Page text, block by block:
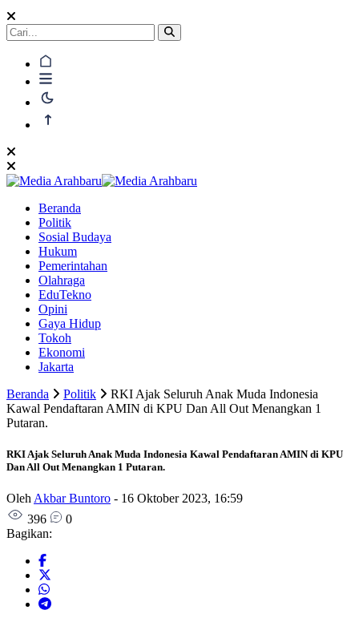
Beranda
Politik
Sosial Budaya
Hukum
Pemerintahan
Olahraga
EduTekno
Opini
Gaya Hidup
Tokoh
Ekonomi
Jakarta
Beranda
Politik
RKI Ajak Seluruh Anak Muda Indonesia
Kawal Pendaftaran AMIN di KPU Dan All Out Menangkan 1
Putaran.
RKI Ajak Seluruh Anak Muda Indonesia Kawal Pendaftaran AMIN di KPU
Dan All Out Menangkan 1 Putaran.
Oleh Akbar Buntoro - 16 Oktober 2023, 16:59
396
0
Bagikan: